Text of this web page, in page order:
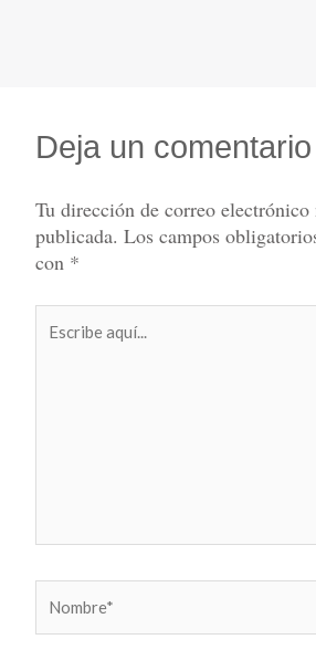
Deja un comentario
Tu dirección de correo electrónico
publicada. Los campos
con *
aquí...